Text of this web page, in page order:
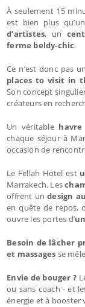
À seulement 15
est bien plus
d’artistes, un
ferme beldy-chic.
Ce n’est donc pas
places to visit in
Son concept
créateurs en
Un véritable
chaque séjour à
occasion de
Le Fellah Hotel est
Marrakech. Les
offrent undesign
en quête de repos,
ouvre les portes d’
Besoin de lâcher
et massages se
Envie de bouger ?
ou sans coach - et
énergie et à booster